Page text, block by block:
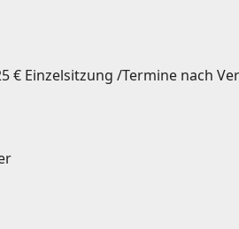
€ Einzelsitzung /Termine nach